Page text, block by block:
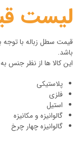
لیست
قیمت سطل زباله با توجه
باشد.
این کالا ها از نظر جنس
پلاستیکی
فلزی
استیل
گالوانیزه و مکانیزه
گالوانیزه چهار چرخ